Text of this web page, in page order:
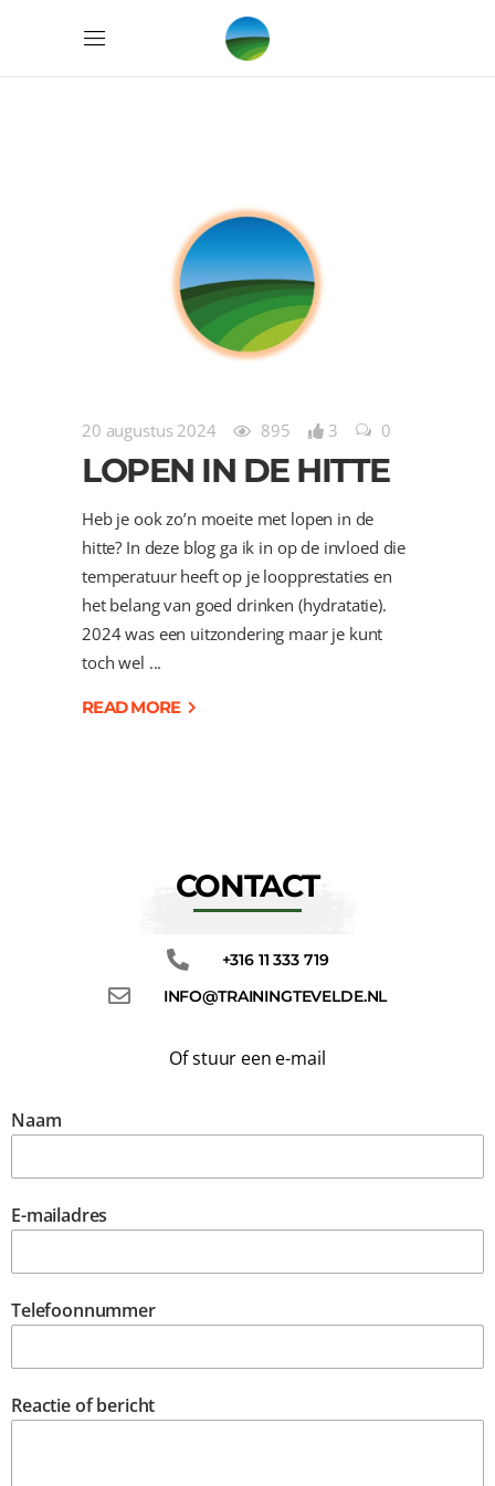
20 augustus 2024 895 3 0
LOPEN IN DE HITTE
Heb je ook zo’n moeite met lopen in de
hitte? In deze blog ga ik in op de invloed die
temperatuur heeft op je loopprestaties en
het belang van goed drinken (hydratatie).
2024 was een uitzondering maar je kunt
toch wel
READ MORE
CONTACT
+316 11 333 719
INFO@TRAININGTEVELDE.NL
Of stuur een e-mail
Naam
E-mailadres
Telefoonnummer
Reactie of bericht